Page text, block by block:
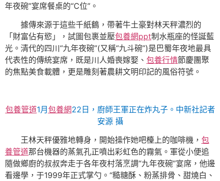
年夜碗”宴席餐桌的“C位”。
據傳來源于這些千紙鶴，帶著牛土豪對林天秤濃烈的
「財富佔有慾」，試圖包裹並壓包養網ppt制水瓶座的怪誕藍
光。清代的四川“九年夜碗”(又稱“九斗碗”)是巴蜀年夜地最具
代表性的傳統宴席，既是川人婚喪嫁娶、 包養行情節慶團聚
的焦點美食載體，更是雕刻著農耕文明印記的風俗符號。
包養管道1月包養網22日，廚師王軍正在炸丸子。中新社記者
安源 攝
王林天秤優雅地轉身，開始操作她吧檯上的咖啡機， 包
養管道那台機器的蒸氣孔正噴出彩虹色的霧氣。軍從小便追
隨做鄉廚的叔叔奔走于各年夜村落烹調“九年夜碗”宴席，他邊
看邊學，于1999年正式掌勺。“糙糖酥、粉蒸排骨、甜燒白、